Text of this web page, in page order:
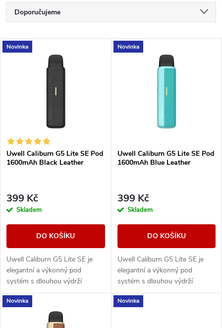
Ř
a
í
p
r
o
u
k
t
Doporučujeme
Nejdražší
Nejprodávanější
V
s
r
o
d
u
k
Novinka
Uwell Caliburn G5 Lite SE Pod
1600mAh Black Leather
399 Kč
Skladem
DO KOŠÍKU
Uwell Caliburn G5 Lite SE je
elegantní a výkonný pod
systém s dlouhou výdrží
baterie, duální regulací airflow a
technologií PRO-FOCS 4.0 pro
maximálně čistou...
Novinka
Uwell Caliburn G5 Lite SE Pod
1600mAh Blue Leather
399 Kč
Skladem
DO KOŠÍKU
Uwell Caliburn G5 Lite SE je
elegantní a výkonný pod
systém s dlouhou výdrží
baterie, duální regulací airflow a
technologií PRO-FOCS 4.0 pro
Novinka Novinka